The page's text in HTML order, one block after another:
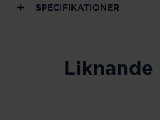
SPECIFIKATIONER